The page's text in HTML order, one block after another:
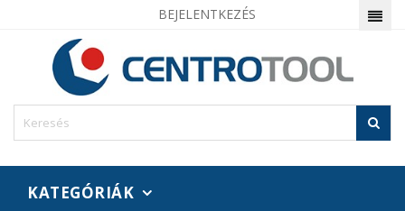
BEJELENTKEZÉS
KATEGÓRIÁK